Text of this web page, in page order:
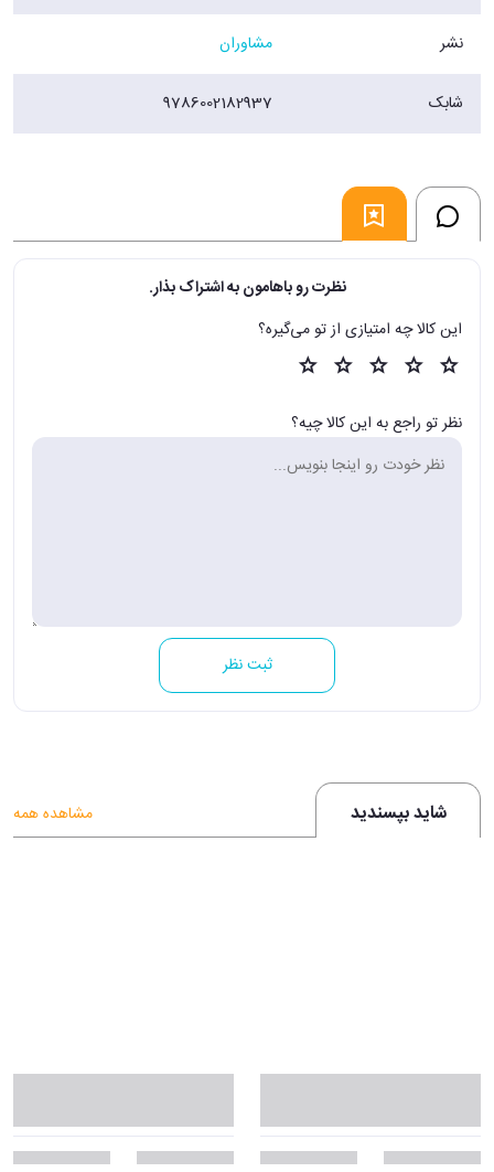
نشر مشاوران
شابک 9786002182937
نظرت رو باهامون به اشتراک بذار.
این کالا چه امتیازی از تو می‌گیره؟
نظر تو راجع به این کالا چیه؟
ثبت نظر
شاید بپسندید مشاهده همه